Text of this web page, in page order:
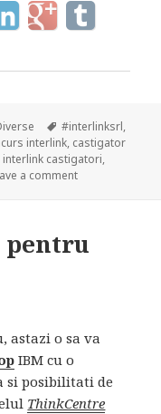
Tags
#interlinksrl,
interlink, castigator
interlink castigatori,
a commenton Campania
pentru
astazi o sa va
IBM cu o
si posibilitati de
ThinkCentre